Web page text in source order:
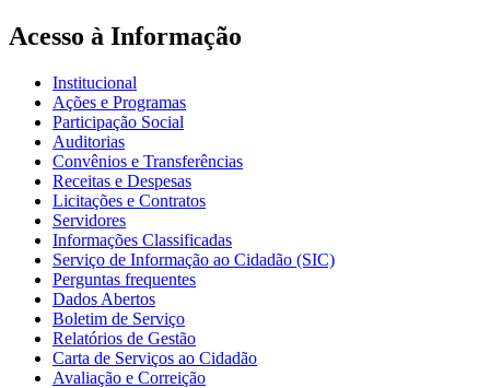
Acesso à Informação
Institucional
Ações e Programas
Participação Social
Auditorias
Convênios e Transferências
Receitas e Despesas
Licitações e Contratos
Servidores
Informações Classificadas
Serviço de Informação ao Cidadão (SIC)
Perguntas frequentes
Dados Abertos
Boletim de Serviço
Relatórios de Gestão
Carta de Serviços ao Cidadão
Avaliação e Correição